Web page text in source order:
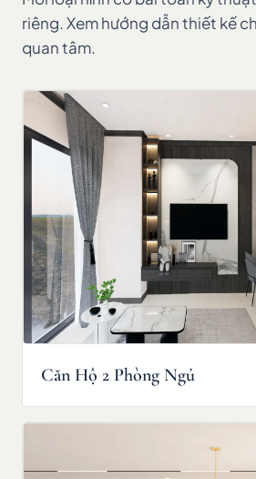
riêng. Xem hướng dẫn thiết kế
quan tâm.
Căn Hộ 2 Phòng Ngủ